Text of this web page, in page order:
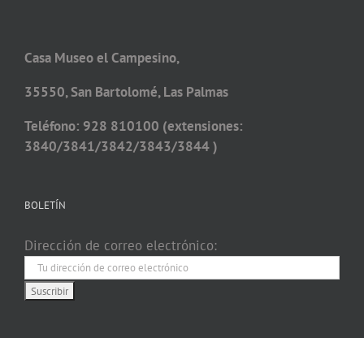
Casa Museo el Campesino,
35550, San Bartolomé, Las Palmas
Teléfono: 928 810100 (extensiones:
3840/3841/3842/3843/3844 )
BOLETÍN
Dirección de correo electrónico: